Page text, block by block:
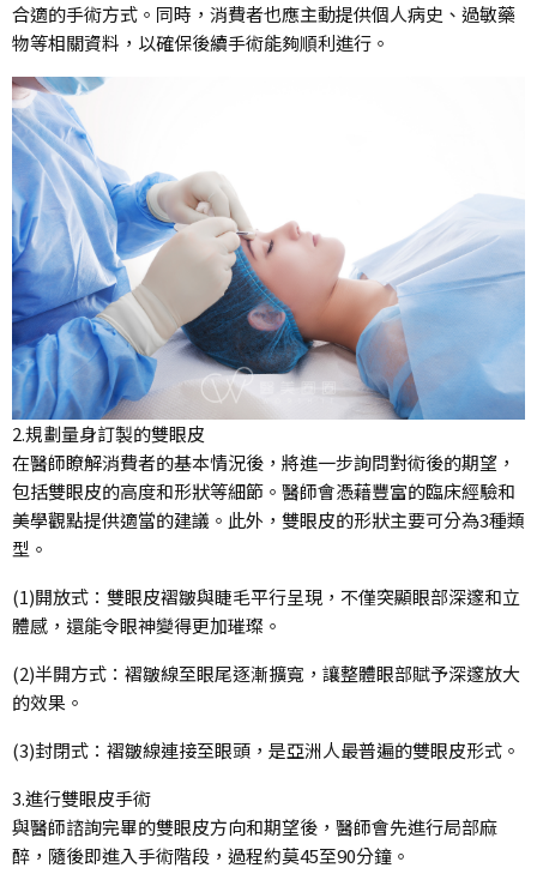
合適的手術方式。同時，消費者也應主動提供個人病史、過敏藥
物等相關資料，以確保後續手術能夠順利進行。
2.規劃量身訂製的雙眼皮
在醫師瞭解消費者的基本情況後，將進一步詢問對術後的期望，
包括雙眼皮的高度和形狀等細節。醫師會憑藉豐富的臨床經驗和
美學觀點提供適當的建議。此外，雙眼皮的形狀主要可分為3種類
型。
(1)開放式：雙眼皮褶皺與睫毛平行呈現，不僅突顯眼部深邃和立
體感，還能令眼神變得更加璀璨。
(2)半開方式：褶皺線至眼尾逐漸擴寬，讓整體眼部賦予深邃放大
的效果。
(3)封閉式：褶皺線連接至眼頭，是亞洲人最普遍的雙眼皮形式。
3.進行雙眼皮手術
與醫師諮詢完畢的雙眼皮方向和期望後，醫師會先進行局部麻
醉，隨後即進入手術階段，過程約莫45至90分鐘。